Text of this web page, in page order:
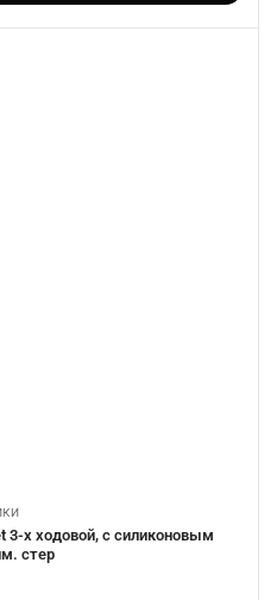
3-х ходовой, с силиконовым
стер